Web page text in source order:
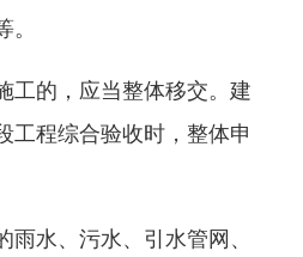
工的，应当整体移交。建
工程综合验收时 ，整体申
雨水、污水、引水管网、